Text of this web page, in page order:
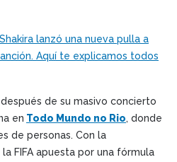
lanzó una nueva pulla a
Aquí te explicamos todos
de su masivo concierto
en Todo Mundo no Rio, donde
de personas. Con la
FIFA apuesta por una fórmula